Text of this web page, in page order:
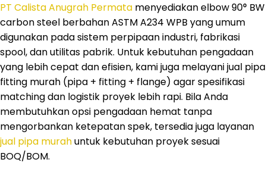
PT Calista Anugrah Permata menyediakan elbow 90° BW
carbon steel berbahan ASTM A234 WPB yang umum
digunakan pada sistem perpipaan industri, fabrikasi
spool, dan utilitas pabrik. Untuk kebutuhan pengadaan
yang lebih cepat dan efisien, kami juga melayani jual pipa
fitting murah (pipa + fitting + flange) agar spesifikasi
matching dan logistik proyek lebih rapi. Bila Anda
membutuhkan opsi pengadaan hemat tanpa
mengorbankan ketepatan spek, tersedia juga layanan
jual pipa murahuntuk kebutuhan proyek sesuai
BOQ/BOM.